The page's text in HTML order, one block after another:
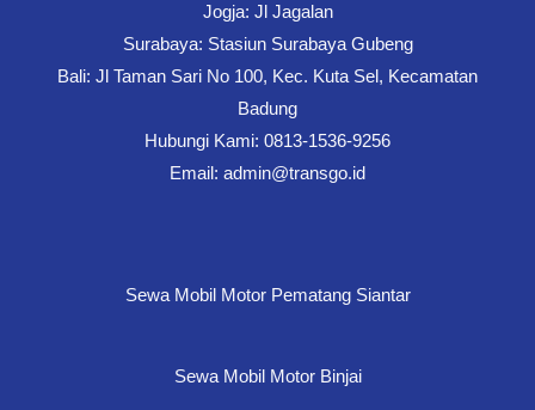
Jogja: Jl Jagalan
Surabaya: Stasiun Surabaya Gubeng
Bali: Jl Taman Sari No 100, Kec. Kuta Sel, Kecamatan
Badung
Hubungi Kami: 0813-1536-9256
Email: admin@transgo.id
Sewa Mobil Motor Pematang Siantar
Sewa Mobil Motor Binjai